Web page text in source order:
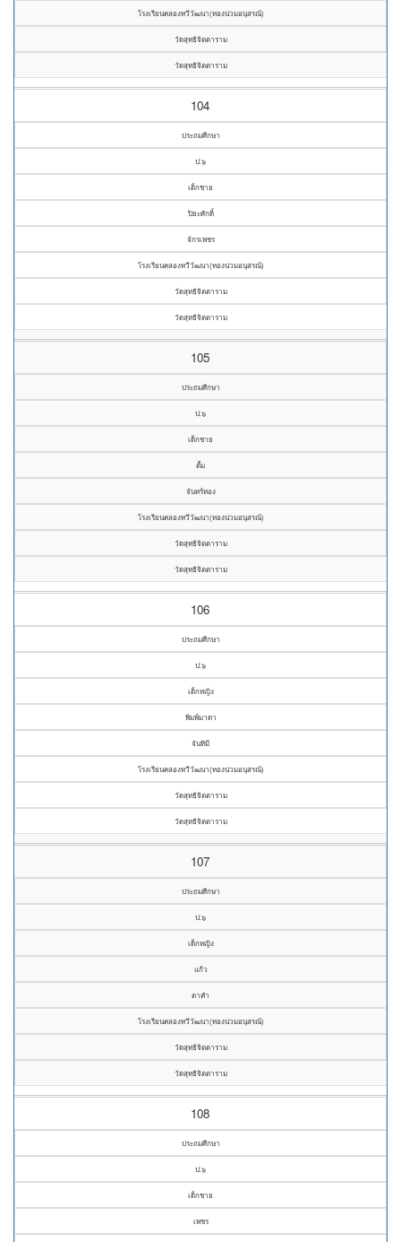
โรงเรียนคลองทวีวัฒนา(ทองน่วมอนุสรณ์)
วัดสุทธิจิตตาราม
วัดสุทธิจิตตาราม
104
ประถมศึกษา
ป.๖
เด็กชาย
ปิยะศักดิ์
จักรเพชร
โรงเรียนคลองทวีวัฒนา(ทองน่วมอนุสรณ์)
วัดสุทธิจิตตาราม
วัดสุทธิจิตตาราม
105
ประถมศึกษา
ป.๖
เด็กชาย
ตั้ม
จันทร์ทอง
โรงเรียนคลองทวีวัฒนา(ทองน่วมอนุสรณ์)
วัดสุทธิจิตตาราม
วัดสุทธิจิตตาราม
106
ประถมศึกษา
ป.๖
เด็กหญิง
พิมพ์มาดา
จันทิมี
โรงเรียนคลองทวีวัฒนา(ทองน่วมอนุสรณ์)
วัดสุทธิจิตตาราม
วัดสุทธิจิตตาราม
107
ประถมศึกษา
ป.๖
เด็กหญิง
แก้ว
ตาคำ
โรงเรียนคลองทวีวัฒนา(ทองน่วมอนุสรณ์)
วัดสุทธิจิตตาราม
วัดสุทธิจิตตาราม
108
ประถมศึกษา
ป.๖
เด็กชาย
เพชร